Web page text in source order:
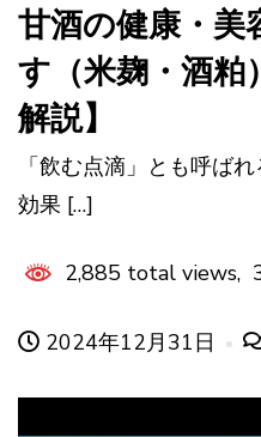
甘酒の健康・美
す（米麹・酒粕
解説】
「飲む点滴」とも呼ば
効果 […]
2,885 total views,
2024年12月31日